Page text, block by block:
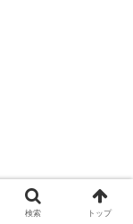
検索 トップ